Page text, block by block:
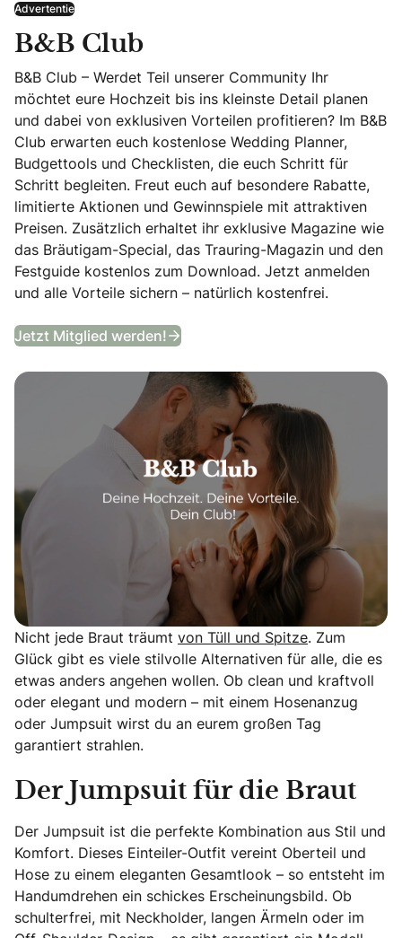
Advertentie
B&B Club
B&B Club – Werdet Teil unserer Community Ihr
möchtet eure Hochzeit bis ins kleinste Detail planen
und dabei von exklusiven Vorteilen profitieren? Im B&B
Club erwarten euch kostenlose Wedding Planner,
Budgettools und Checklisten, die euch Schritt für
Schritt begleiten. Freut euch auf besondere Rabatte,
limitierte Aktionen und Gewinnspiele mit attraktiven
Preisen. Zusätzlich erhaltet ihr exklusive Magazine wie
das Bräutigam-Special, das Trauring-Magazin und den
Festguide kostenlos zum Download. Jetzt anmelden
und alle Vorteile sichern – natürlich kostenfrei.
Jetzt Mitglied werden! B&B Club
Nicht jede Braut träumt von Tüll und Spitze. Zum
Glück gibt es viele stilvolle Alternativen für alle, die es
etwas anders angehen wollen. Ob clean und kraftvoll
oder elegant und modern – mit einem Hosenanzug
oder Jumpsuit wirst du an eurem großen Tag
garantiert strahlen.
Der Jumpsuit für die Braut
Der Jumpsuit ist die perfekte Kombination aus Stil und
Komfort. Dieses Einteiler-Outfit vereint Oberteil und
Hose zu einem eleganten Gesamtlook – so entsteht im
Handumdrehen ein schickes Erscheinungsbild. Ob
schulterfrei, mit Neckholder, langen Ärmeln oder im